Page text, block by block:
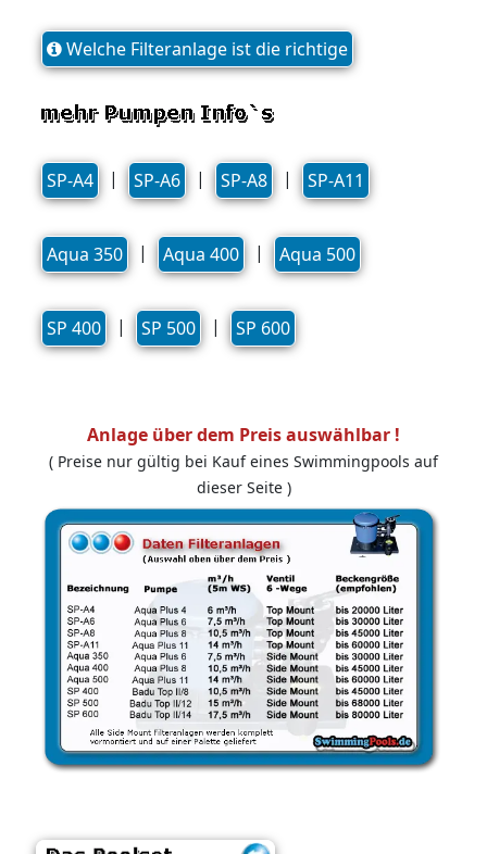
Welche Filteranlage ist die richtige
SP-A4 | SP-A6 | SP-A8 | SP-A11
Aqua 350 | Aqua 400 | Aqua 500
SP 400 | SP 500 | SP 600
Anlage über dem Preis auswählbar !
( Preise nur gültig bei Kauf eines Swimmingpools auf
dieser Seite )